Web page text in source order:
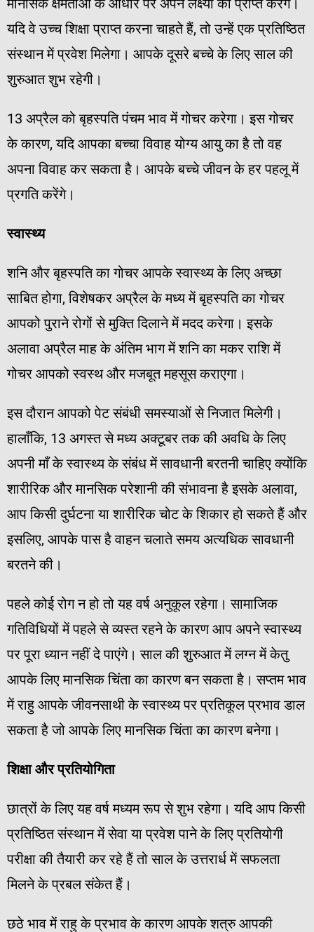
मानसिक क्षमताओं के आधार पर अपने लक्ष्यों को प्राप्त करेंगे।
यदि वे उच्च शिक्षा प्राप्त करना चाहते हैं, तो उन्हें एक प्रतिष्ठित
संस्थान में प्रवेश मिलेगा। आपके दूसरे बच्चे के लिए साल की
शुरुआत शुभ रहेगी।
13 अप्रैल को बृहस्पति पंचम भाव में गोचर करेगा। इस गोचर
के कारण, यदि आपका बच्चा विवाह योग्य आयु का है तो वह
अपना विवाह कर सकता है। आपके बच्चे जीवन के हर पहलू में
प्रगति करेंगे।
स्वास्थ्य
शनि और बृहस्पति का गोचर आपके स्वास्थ्य के लिए अच्छा
साबित होगा, विशेषकर अप्रैल के मध्य में बृहस्पति का गोचर
आपको पुराने रोगों से मुक्ति दिलाने में मदद करेगा। इसके
अलावा अप्रैल माह के अंतिम भाग में शनि का मकर राशि में
गोचर आपको स्वस्थ और मजबूत महसूस कराएगा।
इस दौरान आपको पेट संबंधी समस्याओं से निजात मिलेगी।
हालाँकि, 13 अगस्त से मध्य अक्टूबर तक की अवधि के लिए
अपनी माँ के स्वास्थ्य के संबंध में सावधानी बरतनी चाहिए क्योंकि
शारीरिक और मानसिक परेशानी की संभावना है इसके अलावा,
आप किसी दुर्घटना या शारीरिक चोट के शिकार हो सकते हैं और
इसलिए, आपके पास है वाहन चलाते समय अत्यधिक सावधानी
बरतने की।
पहले कोई रोग न हो तो यह वर्ष अनुकूल रहेगा। सामाजिक
गतिविधियों में पहले से व्यस्त रहने के कारण आप अपने स्वास्थ्य
पर पूरा ध्यान नहीं दे पाएंगे। साल की शुरुआत में लग्न में केतु
आपके लिए मानसिक चिंता का कारण बन सकता है। सप्तम भाव
में राहु आपके जीवनसाथी के स्वास्थ्य पर प्रतिकूल प्रभाव डाल
सकता है जो आपके लिए मानसिक चिंता का कारण बनेगा।
शिक्षा और प्रतियोगिता
छात्रों के लिए यह वर्ष मध्यम रूप से शुभ रहेगा। यदि आप किसी
प्रतिष्ठित संस्थान में सेवा या प्रवेश पाने के लिए प्रतियोगी
परीक्षा की तैयारी कर रहे हैं तो साल के उत्तरार्ध में सफलता
मिलने के प्रबल संकेत हैं।
छठे भाव में राहु के प्रभाव के कारण आपके शत्रु आपकी